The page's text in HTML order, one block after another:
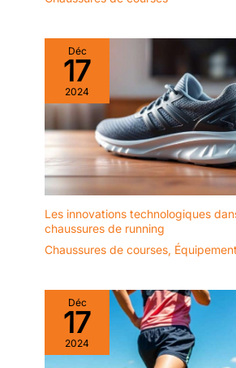
Déc
17
2024
Les innovations technologiques
chaussures de running
Chaussures de courses,
Déc
17
2024